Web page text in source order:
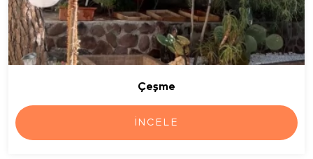
Çeşme
İNCELE